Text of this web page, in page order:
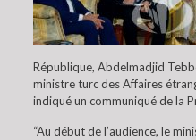
République, Abdelmadjid
ministre turc des Affaires
indiqué un communiqué de la
“Au début de l’audience, le